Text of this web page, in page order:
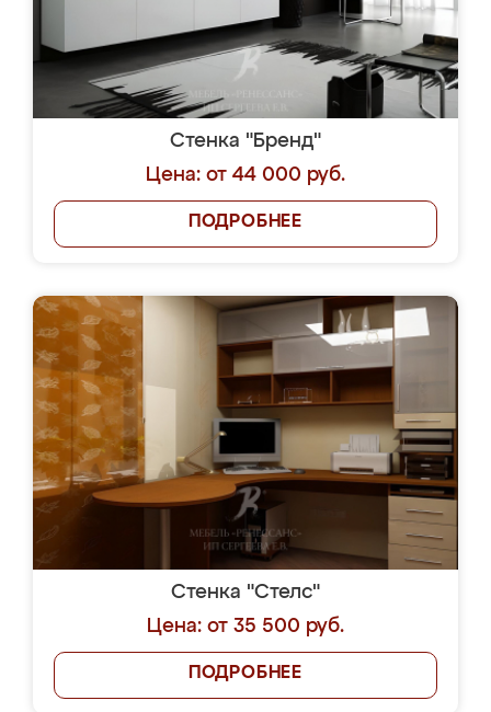
Стенка "Бренд"
Цена: от 44 000 руб.
ПОДРОБНЕЕ
Стенка "Стелс"
Цена: от 35 500 руб.
ПОДРОБНЕЕ